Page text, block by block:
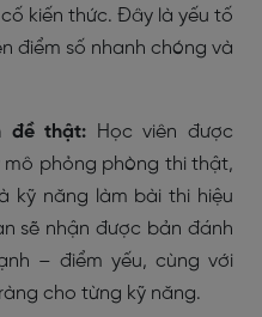
kiến thức. Đây là yếu tố
điểm số nhanh chóng và
đề thật:
Học viên được
phỏng phòng thi thật,
kỹ năng làm bài thi hiệu
sẽ nhận được bản đánh
– điểm yếu, cùng với
cho từng kỹ năng.